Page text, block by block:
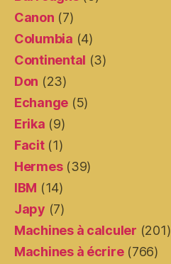
Canon (7)
Columbia (4)
Continental (3)
Don (23)
Echange (5)
Erika (9)
Facit(1)
Hermes(39)
IBM (14)
Japy (7)
Machines à calculer (201)
Machines à écrire(766)